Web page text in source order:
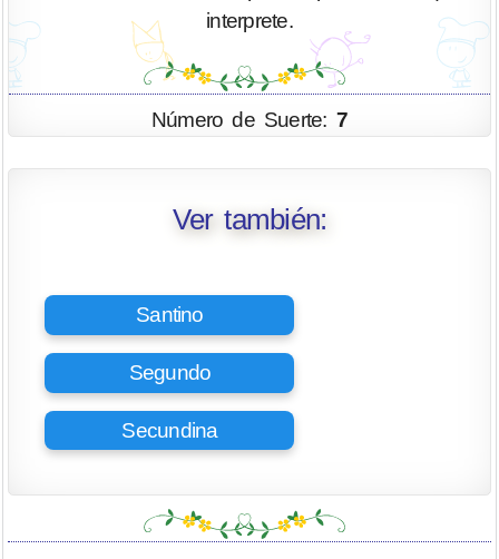
interprete.
Número de Suerte: 7
Ver también:
Santino
Segundo
Secundina